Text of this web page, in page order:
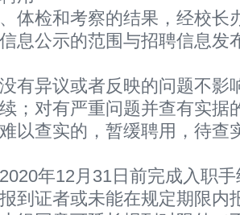
体检和考察的结果，经校长
息公示的范围与招聘信息发
有异议或者反映的问题不影
；对有严重问题并查有实据
以查实的，暂缓聘用，待查
年12月31日前完成入职
到证者或未能在规定期限内